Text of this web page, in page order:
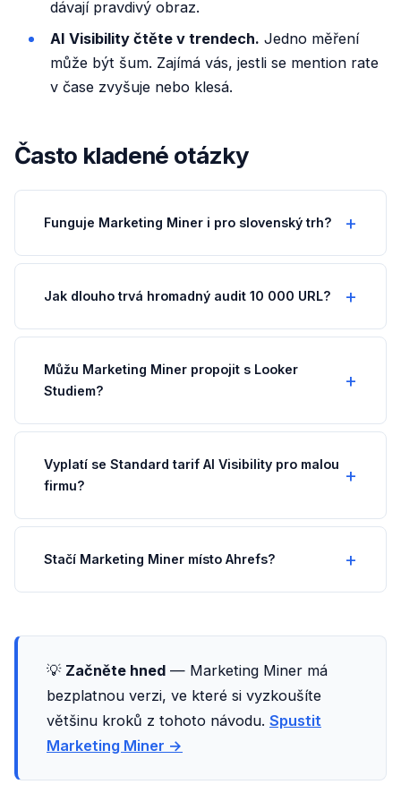
dávají pravdivý obraz.
AI Visibility čtěte v trendech. Jedno měření
může být šum. Zajímá vás, jestli se mention rate
v čase zvyšuje nebo klesá.
Často kladené otázky
Funguje Marketing Miner i pro slovenský trh?
Jak dlouho trvá hromadný audit 10 000 URL?
Můžu Marketing Miner propojit s Looker
Studiem?
Vyplatí se Standard tarif AI Visibility pro malou
firmu?
Stačí Marketing Miner místo Ahrefs?
💡 Začněte hned — Marketing Miner má
bezplatnou verzi, ve které si vyzkoušíte
většinu kroků z tohoto návodu. Spustit
Marketing Miner →